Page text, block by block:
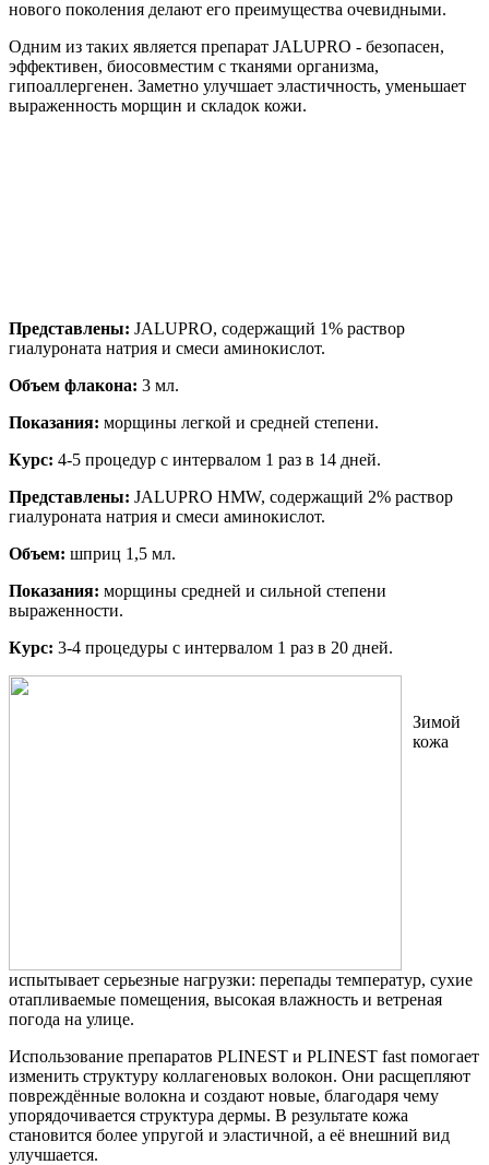
нового поколения делают его преимущества очевидными.
Одним из таких является препарат JALUPRO - безопасен,
эффективен, биосовместим с тканями организма,
гипоаллергенен. Заметно улучшает эластичность, уменьшает
выраженность морщин и складок кожи.
Представлены: JALUPRO, содержащий 1% раствор
гиалуроната натрия и смеси аминокислот.
Объем флакона: 3 мл.
Показания: морщины легкой и средней степени.
Курс: 4-5 процедур с интервалом 1 раз в 14 дней.
Представлены: JALUPRO HMW, содержащий 2% раствор
гиалуроната натрия и смеси аминокислот.
Объем: шприц 1,5 мл.
Показания: морщины средней и сильной степени
выраженности.
Курс: 3-4 процедуры с интервалом 1 раз в 20 дней.
Зимой
кожа
испытывает серьезные нагрузки: перепады температур, сухие
отапливаемые помещения, высокая влажность и ветреная
погода на улице.
Использование препаратов PLINEST и PLINEST fast помогает
изменить структуру коллагеновых волокон. Они расщепляют
повреждённые волокна и создают новые, благодаря чему
упорядочивается структура дермы. В результате кожа
становится более упругой и эластичной, а её внешний вид
улучшается.